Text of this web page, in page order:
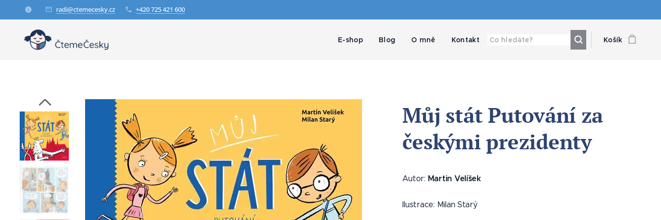
radi@ctemecesky.cz +420 725 421 600
E-shop Blog O mně Kontakt Košík
Můj stát Putování za
českými prezidenty
Autor: Martin Velíšek
Ilustrace: Milan Starý